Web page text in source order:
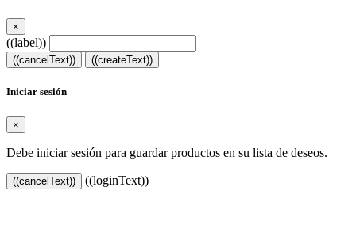
×
((label))
((cancelText)) ((createText))
Iniciar sesión
×
Debe iniciar sesión para guardar productos en su lista de deseos.
((cancelText)) ((loginText))